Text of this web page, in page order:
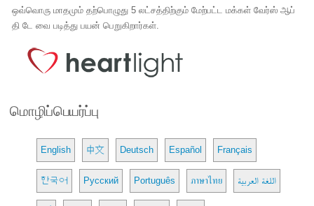
ஒவ்வொரு மாதமும் தற்பொழுது 5 லட்சத்திற்கும் மேற்பட்ட மக்கள் வேர்ஸ் ஆப்
தி டே வை படித்து பயன் பெறுகிறார்கள்.
மொழிப்பெயர்ப்பு
English 中文 Deutsch Español Français
한국어 Русский Português ภาษาไทย اللغة العربية